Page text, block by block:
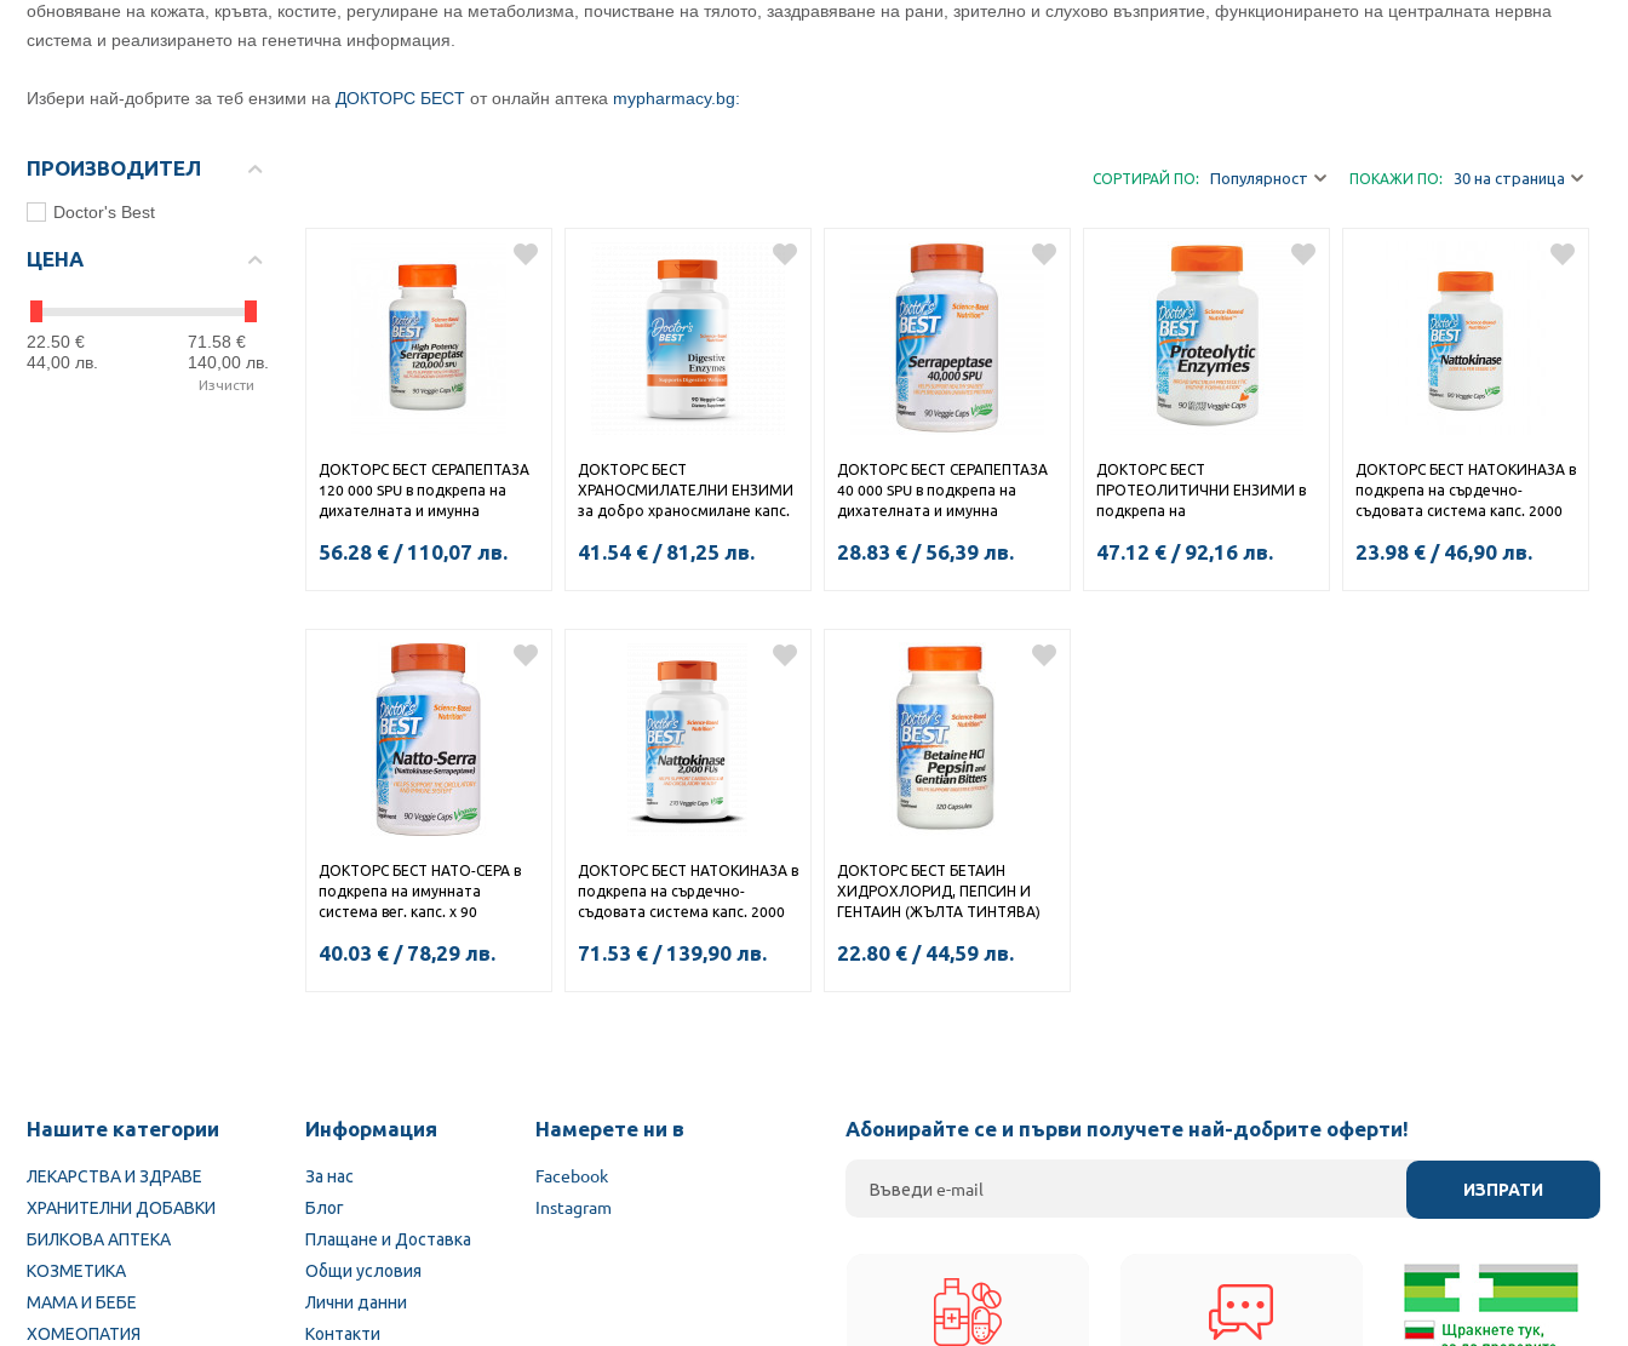
обновяване на кожата, кръвта, костите, регулиране на метаболизма, почистване на тялото, заздравяване на рани, зрително и слухово възприятие, функционирането на централната нервна
система и реализирането на генетична информация.
Избери най-добрите за теб ензими на ДОКТОРС БЕСТ от онлайн аптека mypharmacy.bg:
ПРОИЗВОДИТЕЛ
Doctor's Best
ЦЕНА
22.50 €
44,00 лв.
71.58 €
140,00 лв.
Изчисти
СОРТИРАЙ ПО: Популярност ПОКАЖИ ПО: 30 на страница
ДОКТОРС БЕСТ СЕРАПЕПТАЗА
120 000 SPU в подкрепа на
дихателната и имунна
56.28 € / 110,07 лв.
ДОКТОРС БЕСТ
ХРАНОСМИЛАТЕЛНИ ЕНЗИМИ
за добро храносмилане капс.
41.54 € / 81,25 лв.
ДОКТОРС БЕСТ СЕРАПЕПТАЗА
40 000 SPU в подкрепа на
дихателната и имунна
28.83 € / 56,39 лв.
КУПИ
ДОКТОРС БЕСТ
ПРОТЕОЛИТИЧНИ ЕНЗИМИ в
подкрепа на
капс. x 90
47.12 € / 92,16 лв.
ДОКТОРС БЕСТ НАТОКИНАЗА в
подкрепа на сърдечно-
съдовата система капс. 2000
23.98 € / 46,90 лв.
ДОКТОРС БЕСТ НАТО-СЕРА в
подкрепа на имунната
система вег. капс. х 90
40.03 € / 78,29 лв.
ДОКТОРС БЕСТ НАТОКИНАЗА в
подкрепа на сърдечно-
съдовата система капс. 2000
71.53 € / 139,90 лв.
ДОКТОРС БЕСТ БЕТАИН
ХИДРОХЛОРИД, ПЕПСИН И
ГЕНТАИН (ЖЪЛТА ТИНТЯВА)
22.80 € / 44,59 лв.
Нашите категории
ЛЕКАРСТВА И ЗДРАВЕ
ХРАНИТЕЛНИ ДОБАВКИ
БИЛКОВА АПТЕКА
КОЗМЕТИКА
МАМА И БЕБЕ
ХОМЕОПАТИЯ
Информация
За нас
Блог
Плащане и Доставка
Общи условия
Лични данни
Контакти
Намерете ни в
Facebook
Instagram
Абонирайте се и първи получете най-добрите оферти!
ИЗПРАТИ